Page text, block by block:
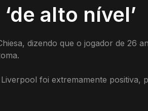
alto nível’
dizendo que o jogador de 26
foi extremamente